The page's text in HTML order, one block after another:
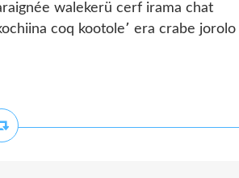
walekerü cerf irama chat
coq kootole՚ era crabe jorolo